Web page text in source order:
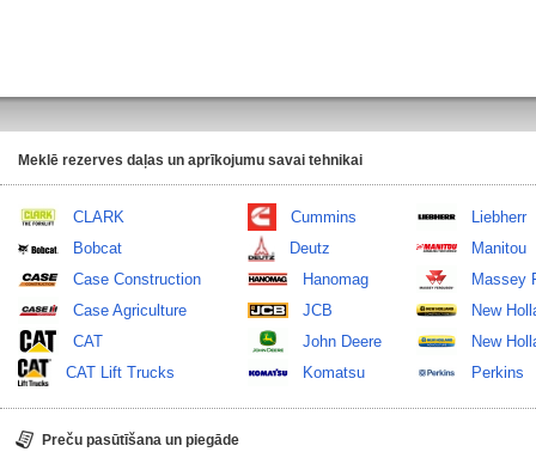
Meklē rezerves daļas un aprīkojumu savai tehnikai
CLARK
Bobcat
Case Construction
Case Agriculture
CAT
CAT Lift Trucks
Cummins
Deutz
Hanomag
JCB
John Deere
Komatsu
Liebherr
Manitou
Massey
New
New
Perkins
Preču pasūtīšana un piegāde